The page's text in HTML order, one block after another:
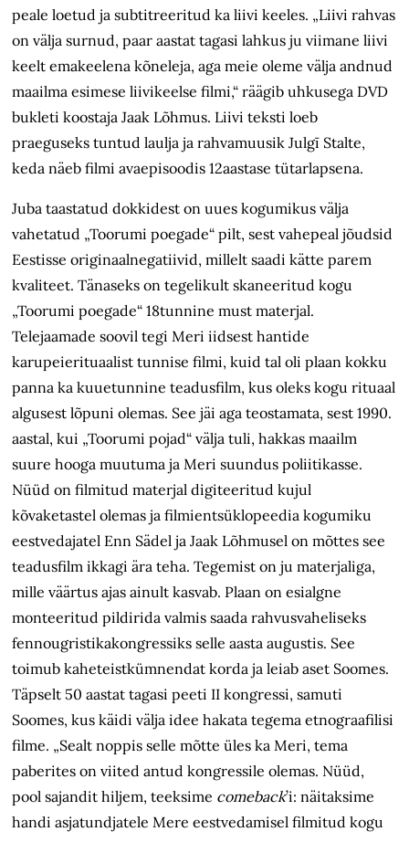
peale loetud ja subtitreeritud ka liivi keeles. „Liivi rahvas
on välja surnud, paar aastat tagasi lahkus ju viimane liivi
keelt emakeelena kõneleja, aga meie oleme välja andnud
maailma esimese liivikeelse filmi,“ räägib uhkusega DVD
bukleti koostaja Jaak Lõhmus. Liivi teksti loeb
praeguseks tuntud laulja ja rahvamuusik Julgī Stalte,
keda näeb filmi avaepisoodis 12aastase tütarlapsena.
Juba taastatud dokkidest on uues kogumikus välja
vahetatud „Toorumi poegade“ pilt, sest vahepeal jõudsid
Eestisse originaalnegatiivid, millelt saadi kätte parem
kvaliteet. Tänaseks on tegelikult skaneeritud kogu
„Toorumi poegade“ 18tunnine must materjal.
Telejaamade soovil tegi Meri iidsest hantide
karupeierituaalist tunnise filmi, kuid tal oli plaan kokku
panna ka kuuetunnine teadusfilm, kus oleks kogu rituaal
algusest lõpuni olemas. See jäi aga teostamata, sest 1990.
aastal, kui „Toorumi pojad“ välja tuli, hakkas maailm
suure hooga muutuma ja Meri suundus poliitikasse.
Nüüd on filmitud materjal digiteeritud kujul
kõvaketastel olemas ja filmientsüklopeedia kogumiku
eestvedajatel Enn Sädel ja Jaak Lõhmusel on mõttes see
teadusfilm ikkagi ära teha. Tegemist on ju materjaliga,
mille väärtus ajas ainult kasvab. Plaan on esialgne
monteeritud pildirida valmis saada rahvusvaheliseks
fennougristikakongressiks selle aasta augustis. See
toimub kaheteistkümnendat korda ja leiab aset Soomes.
Täpselt 50 aastat tagasi peeti II kongressi, samuti
Soomes, kus käidi välja idee hakata tegema etnograafilisi
filme. „Sealt noppis selle mõtte üles ka Meri, tema
paberites on viited antud kongressile olemas. Nüüd,
pool sajandit hiljem, teeksime comeback’i: näitaksime
handi asjatundjatele Mere eestvedamisel filmitud kogu